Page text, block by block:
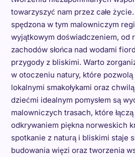
towarzyszyć nam przez całe
spędzona w tym malowniczym
wyjątkowym doświadczeniem, od
zachodów słońca nad wodami
przygody z bliskimi. Warto
w otoczeniu natury, które
lokalnymi smakołykami oraz
dziećmi idealnym pomysłem są
malowniczych trasach, które
odkrywaniem piękna norweskich
spotkanie z naturą i bliskimi staje
budowania więzi oraz tworzenia